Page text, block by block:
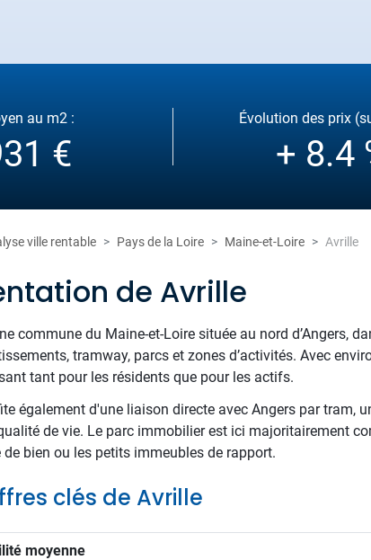
au m2 :
€
Évolution des prix
+ 8.4
ville rentable Pays de la Loire Maine-et-Loire Avrille
de Avrille
commune du Maine-et-Loire située au nord d’Angers,
tramway, parcs et zones d’activités. Avec
tant pour les résidents que pour les actifs.
également d'une liaison directe avec Angers par tram,
de vie. Le parc immobilier est ici majoritairement
de bien ou les petits immeubles de rapport.
clés de Avrille
moyenne